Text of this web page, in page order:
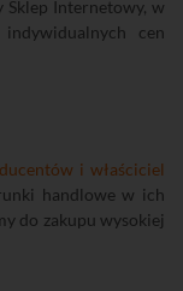
Sklep Internetowy, w
cen
i właściciel
handlowe w ich
do zakupu wysokiej